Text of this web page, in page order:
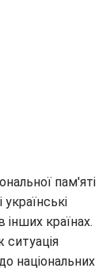
пам'яті
країнах.
національних